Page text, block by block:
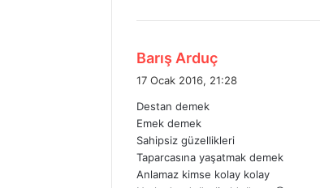
Barış Arduç
i
17 Ocak 2016, 21:28
Destan demek
Emek demek
Sahipsiz güzellikleri
Taparcasına yaşatmak demek
Anlamaz kimse kolay kolay